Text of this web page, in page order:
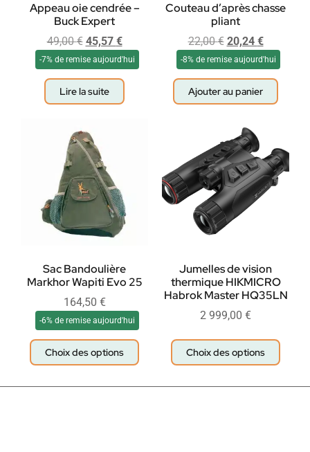
Appeau oie cendrée –
Buck Expert
49,00€ 45,57 €
-7% de remise aujourd'hui
Lire la suite
Couteau d’après chasse
pliant
22,00€ 20,24 €
-8% de remise aujourd'hui
Ajouter au panier
Sac Bandoulière
Markhor Wapiti Evo 25
164,50 €
-6% de remise aujourd'hui
Choix des options
Jumelles de vision
thermique HIKMICRO
Habrok Master HQ35LN
2 999,00 €
Choix des options